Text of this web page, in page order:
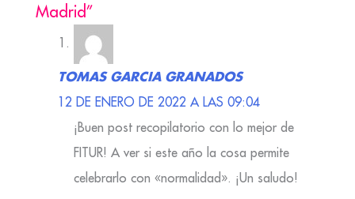
Madrid”
TOMAS GARCIA GRANADOS
12 DE ENERO DE 2022 A LAS 09:04
¡Buen post recopilatorio con lo mejor de
FITUR! A ver si este año la cosa permite
celebrarlo con «normalidad». ¡Un saludo!